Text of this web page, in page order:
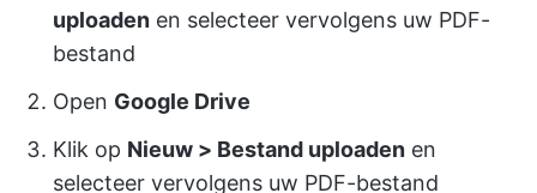
uploaden en selecteer vervolgens uw PDF-
bestand
Open Google Drive
Klik op Nieuw > Bestand uploaden en
selecteer vervolgens uw PDF-bestand